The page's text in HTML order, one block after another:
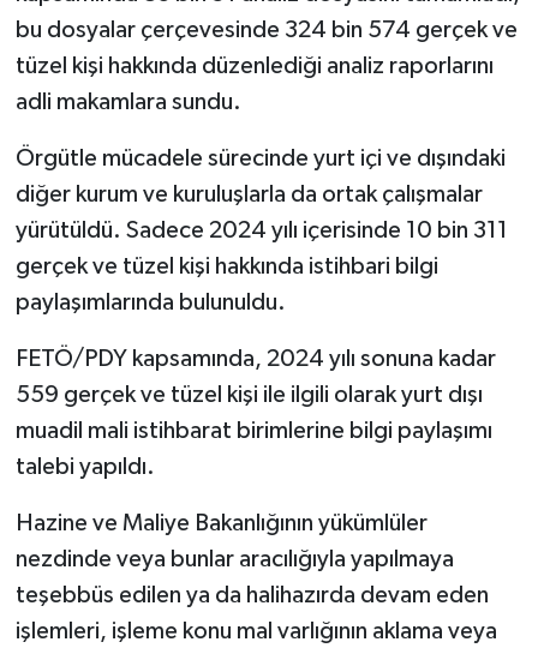
bu dosyalar çerçevesinde 324 bin 574 gerçek ve
tüzel kişi hakkında düzenlediği analiz raporlarını
adli makamlara sundu.
Örgütle mücadele sürecinde yurt içi ve dışındaki
diğer kurum ve kuruluşlarla da ortak çalışmalar
yürütüldü. Sadece 2024 yılı içerisinde 10 bin 311
gerçek ve tüzel kişi hakkında istihbari bilgi
paylaşımlarında bulunuldu.
FETÖ/PDY kapsamında, 2024 yılı sonuna kadar
559 gerçek ve tüzel kişi ile ilgili olarak yurt dışı
muadil mali istihbarat birimlerine bilgi paylaşımı
talebi yapıldı.
Hazine ve Maliye Bakanlığının yükümlüler
nezdinde veya bunlar aracılığıyla yapılmaya
teşebbüs edilen ya da halihazırda devam eden
işlemleri, işleme konu mal varlığının aklama veya